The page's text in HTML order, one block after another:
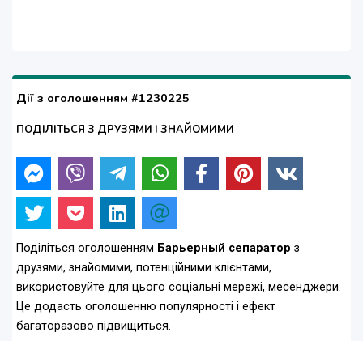
Дії з оголошенням #1230225
ПОДІЛІТЬСЯ З ДРУЗЯМИ І ЗНАЙОМИМИ
Поділіться оголошенням Барьерный сепаратор з
друзями, знайомими, потенційними клієнтами,
використовуйте для цього соціальні мережі, месенджери.
Це додасть оголошенню популярності і ефект
багаторазово підвищиться.